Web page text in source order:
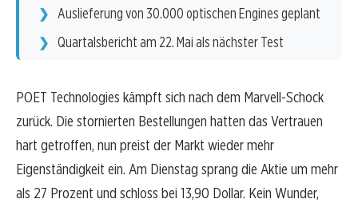
Auslieferung von 30.000 optischen Engines geplant
Quartalsbericht am 22. Mai als nächster Test
POET Technologies kämpft sich nach dem Marvell-Schock
zurück. Die stornierten Bestellungen hatten das Vertrauen
hart getroffen, nun preist der Markt wieder mehr
Eigenständigkeit ein. Am Dienstag sprang die Aktie um mehr
als 27 Prozent und schloss bei 13,90 Dollar. Kein Wunder,